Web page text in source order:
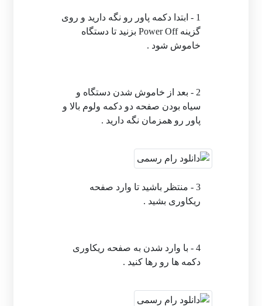
1 - ابتدا دکمه پاور رو نگه دارید و روی
گزینه Power Off بزنید تا دستگاه
خاموش شود .
2 - بعد از خاموش شدن دستگاه و
سیاه بودن صفحه دو دکمه ولوم بالا و
پاور رو همزمان نگه دارید .
3 - منتظر باشید تا وارد صفحه
ریکاوری بشید .
4 - با وارد شدن به صفحه ریکاوری
دکمه ها رو رها کنید .